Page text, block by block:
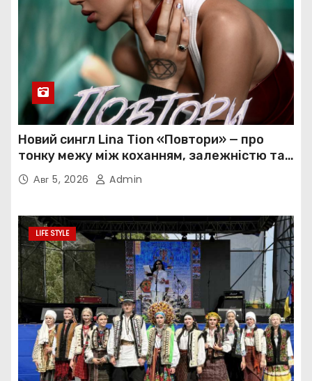
Новий сингл Lina Tion «Повтори» — про
тонку межу між коханням, залежністю та
нав’язливою прив’язаністю
Авг 5, 2026 Admin
LIFE STYLE